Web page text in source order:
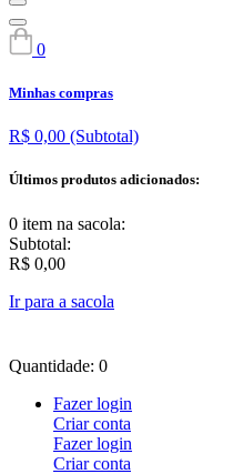
0
Minhas compras
R$ 0,00 (Subtotal)
Últimos produtos adicionados:
0 item na sacola:
Subtotal:
R$ 0,00
Ir para a sacola
Quantidade: 0
Fazer login
Criar conta
Fazer login
Criar conta